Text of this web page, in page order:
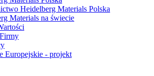
Heidelberg Materials Polska
Materials na świecie
Europejskie - projekt